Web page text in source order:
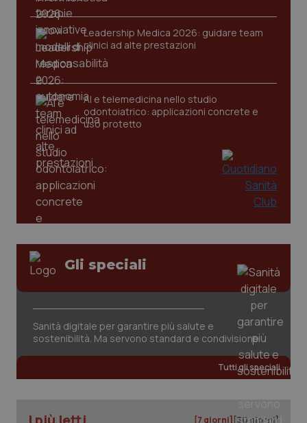
Leadership Medica 2026: guidare team
clinici ad alte prestazioni
AI e telemedicina nello studio
odontoiatrico: applicazioni concrete e
uso protetto
Gli speciali
Sanità digitale per garantire più salute e
sostenibilità. Ma servono standard e condivisione
Tutti gli speciali
[7 giorni] [30 giorni]
tracking-sites-ironfish-
tracking-enable
www.quotidianosanita.it
tracking-sites-ironfish-
session-id
www.quotidianosanita.it
_ga
Google LLC
.quotidianosanita.it